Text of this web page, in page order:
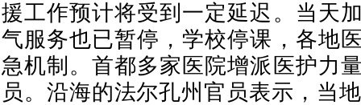
援工作预计将受到一定延迟。当天
气服务也已暂停，学校停课，各地
急机制。首都多家医院增派医护力
员。沿海的法尔孔州官员表示，当